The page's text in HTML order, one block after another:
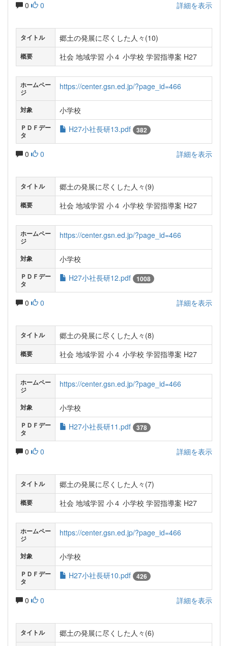
0 0 詳細を表示
タイトル 郷土の発展に尽くした人々(10)
概要 社会 地域学習 小４ 小学校 学習指導案 H27
ホームペー
ジ
https://center.gsn.ed.jp/?page_id=466
対象 小学校
ＰＤＦデー
タ
H27小社長研13.pdf 382
0 0 詳細を表示
タイトル 郷土の発展に尽くした人々(9)
概要 社会 地域学習 小４ 小学校 学習指導案 H27
ホームペー
ジ
https://center.gsn.ed.jp/?page_id=466
対象 小学校
ＰＤＦデー
タ
H27小社長研12.pdf 1008
0 0 詳細を表示
タイトル 郷土の発展に尽くした人々(8)
概要 社会 地域学習 小４ 小学校 学習指導案 H27
ホームペー
ジ
https://center.gsn.ed.jp/?page_id=466
対象 小学校
ＰＤＦデー
タ
H27小社長研11.pdf 378
0 0 詳細を表示
タイトル 郷土の発展に尽くした人々(7)
概要 社会 地域学習 小４ 小学校 学習指導案 H27
ホームペー
ジ
https://center.gsn.ed.jp/?page_id=466
対象 小学校
ＰＤＦデー
タ
H27小社長研10.pdf 426
0 0 詳細を表示
タイトル 郷土の発展に尽くした人々(6)